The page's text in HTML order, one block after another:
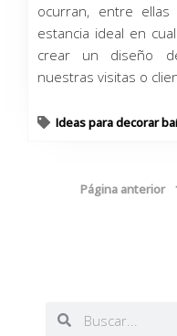
ocurran, entre
estancia ideal en
crear un diseño
nuestras visitas o
Ideas para decorar
Página anterior